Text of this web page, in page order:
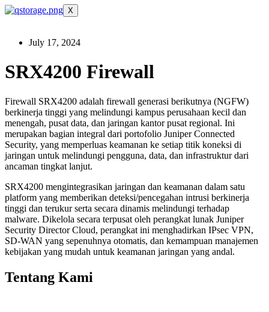
X
July 17, 2024
SRX4200 Firewall
Firewall SRX4200 adalah firewall generasi berikutnya (NGFW)
berkinerja tinggi yang melindungi kampus perusahaan kecil dan
menengah, pusat data, dan jaringan kantor pusat regional. Ini
merupakan bagian integral dari portofolio Juniper Connected
Security, yang memperluas keamanan ke setiap titik koneksi di
jaringan untuk melindungi pengguna, data, dan infrastruktur dari
ancaman tingkat lanjut.
SRX4200 mengintegrasikan jaringan dan keamanan dalam satu
platform yang memberikan deteksi/pencegahan intrusi berkinerja
tinggi dan terukur serta secara dinamis melindungi terhadap
malware. Dikelola secara terpusat oleh perangkat lunak Juniper
Security Director Cloud, perangkat ini menghadirkan IPsec VPN,
SD-WAN yang sepenuhnya otomatis, dan kemampuan manajemen
kebijakan yang mudah untuk keamanan jaringan yang andal.
Tentang Kami